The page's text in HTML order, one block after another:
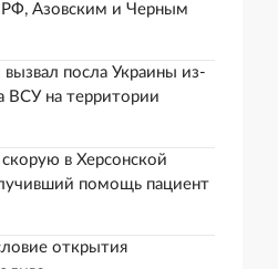
РФ, Азовским и Черным
посла Украины из-
ВСУ на территории
в Херсонской
помощь пациент
открытия